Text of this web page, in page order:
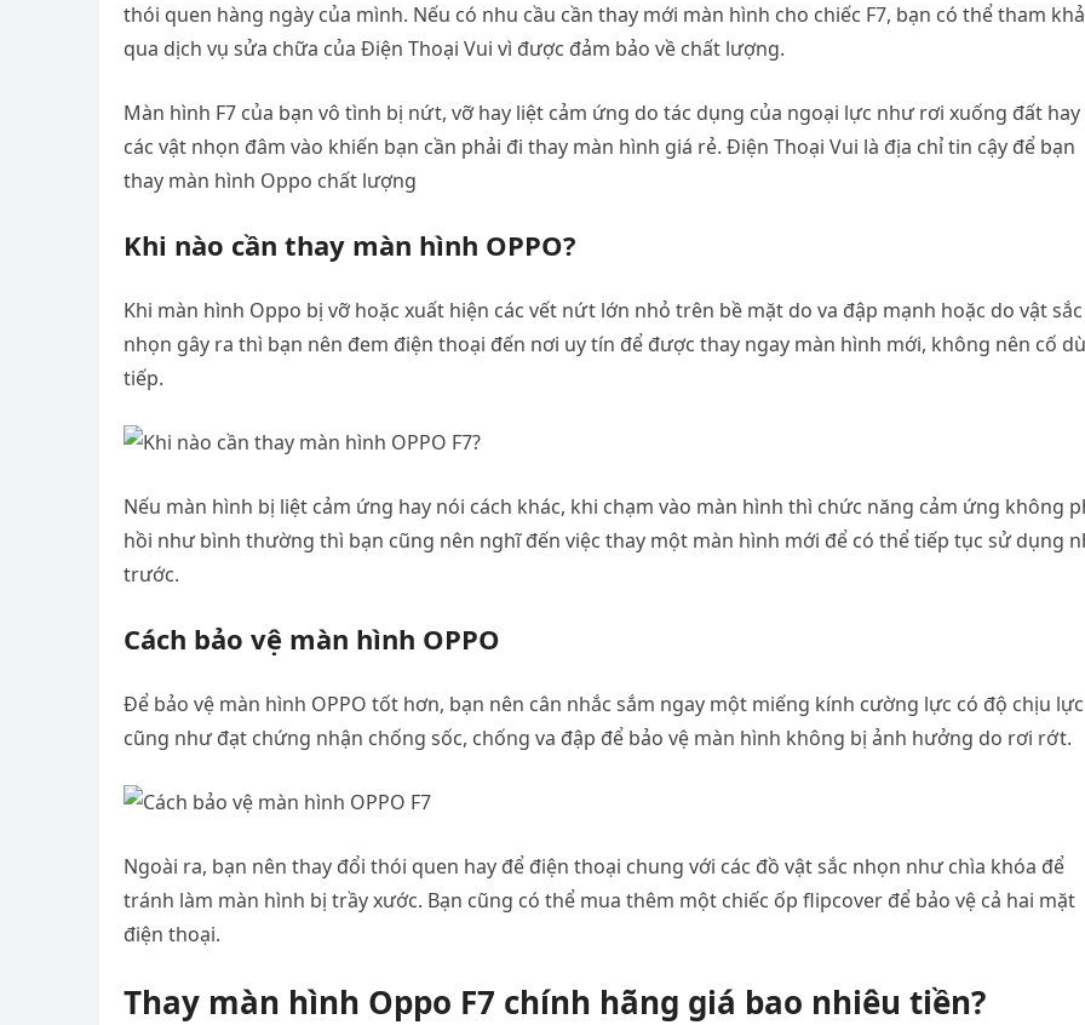
thói quen hàng ngày của mình. Nếu có nhu cầu cần thay mới màn hình cho chiếc F7, bạn có thể tham
qua dịch vụ sửa chữa của Điện Thoại Vui vì được đảm bảo về chất lượng.
Màn hình F7 của bạn vô tình bị nứt, vỡ hay liệt cảm ứng do tác dụng của ngoại lực như rơi xuống đất hay
các vật nhọn đâm vào khiến bạn cần phải đi thay màn hình giá rẻ. Điện Thoại Vui là địa chỉ tin cậy để bạn
thay màn hình Oppo chất lượng
Khi nào cần thay màn hình OPPO?
Khi màn hình Oppo bị vỡ hoặc xuất hiện các vết nứt lớn nhỏ trên bề mặt do va đập mạnh hoặc do vật sắc
nhọn gây ra thì bạn nên đem điện thoại đến nơi uy tín để được thay ngay màn hình mới, không nên cố
tiếp.
Nếu màn hình bị liệt cảm ứng hay nói cách khác, khi chạm vào màn hình thì chức năng cảm ứng không
hồi như bình thường thì bạn cũng nên nghĩ đến việc thay một màn hình mới để có thể tiếp tục sử dụng
trước.
Cách bảo vệ màn hình OPPO
Để bảo vệ màn hình OPPO tốt hơn, bạn nên cân nhắc sắm ngay một miếng kính cường lực có độ chịu
cũng như đạt chứng nhận chống sốc, chống va đập để bảo vệ màn hình không bị ảnh hưởng do rơi rớt.
Ngoài ra, bạn nên thay đổi thói quen hay để điện thoại chung với các đồ vật sắc nhọn như chìa khóa để
tránh làm màn hình bị trầy xước. Bạn cũng có thể mua thêm một chiếc ốp flipcover để bảo vệ cả hai mặt
điện thoại.
Thay màn hình Oppo F7 chính hãng giá bao nhiêu tiền?